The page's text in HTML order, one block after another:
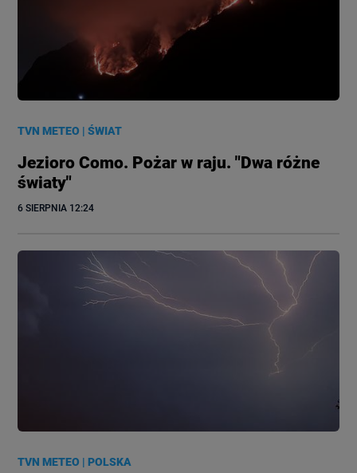
TVN METEO |ŚWIAT
Jezioro Como. Pożar w raju. "Dwa różne
światy"
6 SIERPNIA 12:24
TVN METEO |POLSKA